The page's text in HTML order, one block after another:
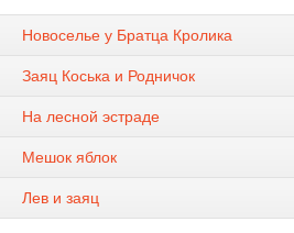
Новоселье у Братца Кролика
Заяц Коська и Родничок
На лесной эстраде
Мешок яблок
Лев и заяц